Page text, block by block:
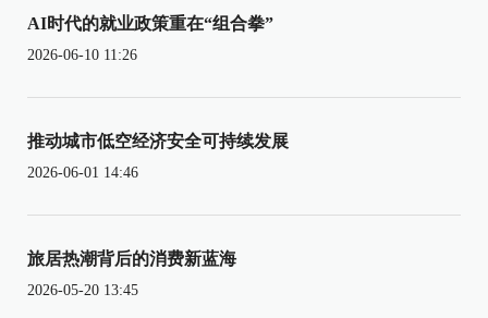
AI时代的就业政策重在“组合拳”
2026-06-10 11:26
推动城市低空经济安全可持续发展
2026-06-01 14:46
旅居热潮背后的消费新蓝海
2026-05-20 13:45